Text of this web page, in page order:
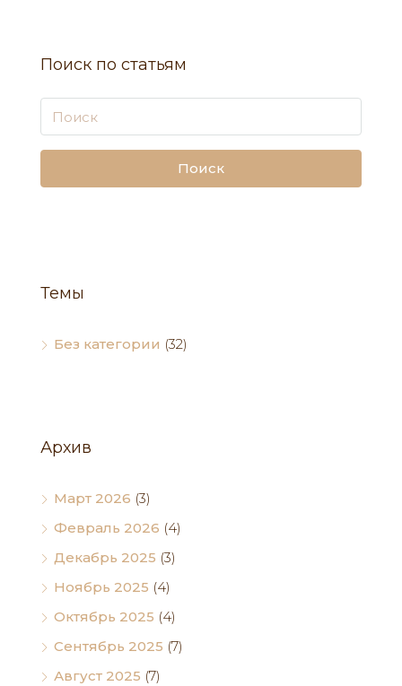
Поиск по статьям
Поиск
Темы
Без категории (32)
Архив
Март 2026 (3)
Февраль 2026 (4)
Декабрь 2025 (3)
Ноябрь 2025 (4)
Октябрь 2025 (4)
Сентябрь 2025 (7)
Август 2025 (7)